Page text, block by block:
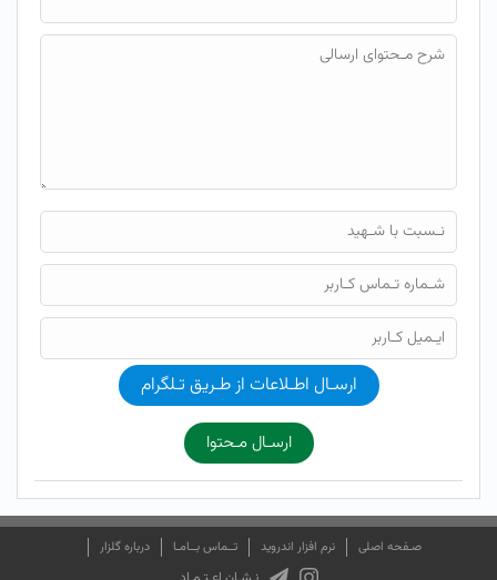
ارسـال اطـلاعات از طـریق تـلگرام
ارسـال مـحتوا
صـفحه اصلی نرم افزار اندروید تــماس بــامـا درباره گلزار